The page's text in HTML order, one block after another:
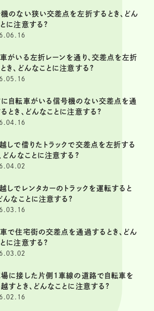
のない狭い交差点を左折するとき、どん
に注意する?
車がいる左折レーンを通り、交差点を左折
き、どんなことに注意する?
自転車がいる信号機のない交差点を通
とき、どんなことに注意する?
しで借りたトラックで交差点を左折する
どんなことに注意する?
しでレンタカーのトラックを運転すると
んなことに注意する?
車で住宅街の交差点を通過するとき、どん
に注意する?
に接した片側1車線の道路で自転車を
すとき、どんなことに注意する?